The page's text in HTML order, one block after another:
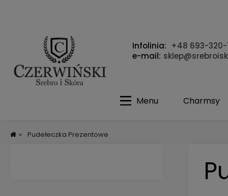
Infolinia: +48 693-320-
e-mail:
Menu Charmsy
» Pudełeczka Prezentowe